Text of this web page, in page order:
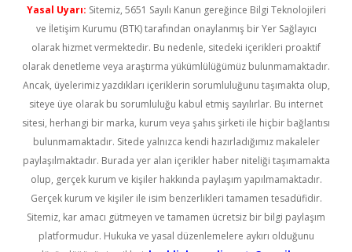
Yasal Uyarı: Sitemiz, 5651 Sayılı Kanun gereğince Bilgi Teknolojileri
ve İletişim Kurumu (BTK) tarafından onaylanmış bir Yer Sağlayıcı
olarak hizmet vermektedir. Bu nedenle, sitedeki içerikleri proaktif
olarak denetleme veya araştırma yükümlülüğümüz bulunmamaktadır.
Ancak, üyelerimiz yazdıkları içeriklerin sorumluluğunu taşımakta olup,
siteye üye olarak bu sorumluluğu kabul etmiş sayılırlar. Bu internet
sitesi, herhangi bir marka, kurum veya şahıs şirketi ile hiçbir bağlantısı
bulunmamaktadır. Sitede yalnızca kendi hazırladığımız makaleler
paylaşılmaktadır. Burada yer alan içerikler haber niteliği taşımamakta
olup, gerçek kurum ve kişiler hakkında paylaşım yapılmamaktadır.
Gerçek kurum ve kişiler ile isim benzerlikleri tamamen tesadüfidir.
Sitemiz, kar amacı gütmeyen ve tamamen ücretsiz bir bilgi paylaşım
platformudur. Hukuka ve yasal düzenlemelere aykırı olduğunu